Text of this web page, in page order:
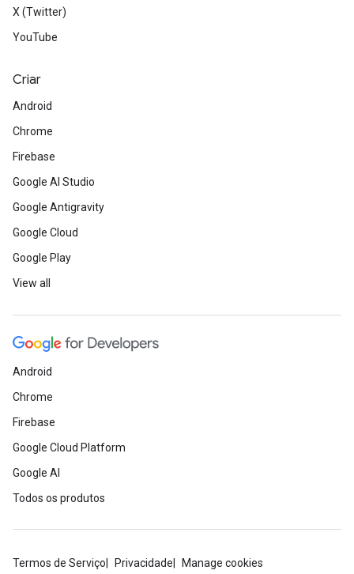
X (Twitter)
YouTube
Criar
Android
Chrome
Firebase
Google AI Studio
Google Antigravity
Google Cloud
Google Play
View all
Android
Chrome
Firebase
Google Cloud Platform
Google AI
Todos os produtos
Termos de Serviço Privacidade Manage cookies